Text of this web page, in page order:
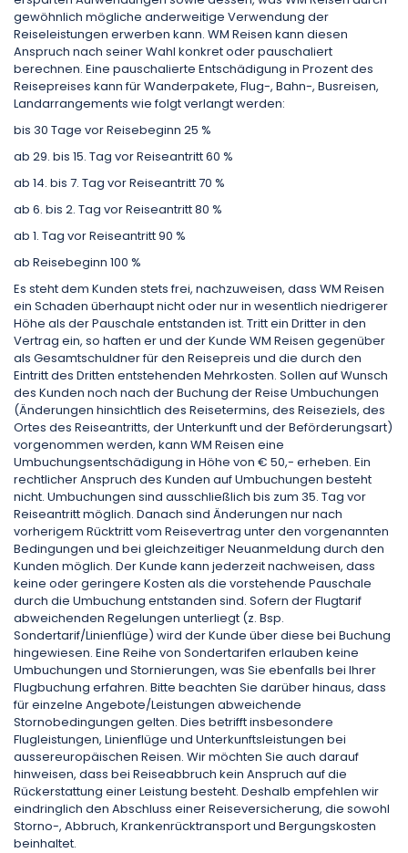
gewöhnlich mögliche anderweitige Verwendung der
Reiseleistungen erwerben kann. WM Reisen kann diesen
Anspruch nach seiner Wahl konkret oder pauschaliert
berechnen. Eine pauschalierte Entschädigung in Prozent des
Reisepreises kann für Wanderpakete, Flug-, Bahn-, Busreisen,
Landarrangements wie folgt verlangt werden:
bis 30 Tage vor Reisebeginn 25 %
ab 29. bis 15. Tag vor Reiseantritt 60 %
ab 14. bis 7. Tag vor Reiseantritt 70 %
ab 6. bis 2. Tag vor Reiseantritt 80 %
ab 1. Tag vor Reiseantritt 90 %
ab Reisebeginn 100 %
Es steht dem Kunden stets frei, nachzuweisen, dass WM Reisen
ein Schaden überhaupt nicht oder nur in wesentlich niedrigerer
Höhe als der Pauschale entstanden ist. Tritt ein Dritter in den
Vertrag ein, so haften er und der Kunde WM Reisen gegenüber
als Gesamtschuldner für den Reisepreis und die durch den
Eintritt des Dritten entstehenden Mehrkosten. Sollen auf Wunsch
des Kunden noch nach der Buchung der Reise Umbuchungen
(Änderungen hinsichtlich des Reisetermins, des Reiseziels, des
Ortes des Reiseantritts, der Unterkunft und der Beförderungsart)
vorgenommen werden, kann WM Reisen eine
Umbuchungsentschädigung in Höhe von € 50,- erheben. Ein
rechtlicher Anspruch des Kunden auf Umbuchungen besteht
nicht. Umbuchungen sind ausschließlich bis zum 35. Tag vor
Reiseantritt möglich. Danach sind Änderungen nur nach
vorherigem Rücktritt vom Reisevertrag unter den vorgenannten
Bedingungen und bei gleichzeitiger Neuanmeldung durch den
Kunden möglich. Der Kunde kann jederzeit nachweisen, dass
keine oder geringere Kosten als die vorstehende Pauschale
durch die Umbuchung entstanden sind. Sofern der Flugtarif
abweichenden Regelungen unterliegt (z. Bsp.
Sondertarif/Linienflüge) wird der Kunde über diese bei Buchung
hingewiesen. Eine Reihe von Sondertarifen erlauben keine
Umbuchungen und Stornierungen, was Sie ebenfalls bei Ihrer
Flugbuchung erfahren. Bitte beachten Sie darüber hinaus, dass
für einzelne Angebote/Leistungen abweichende
Stornobedingungen gelten. Dies betrifft insbesondere
Flugleistungen, Linienflüge und Unterkunftsleistungen bei
aussereuropäischen Reisen. Wir möchten Sie auch darauf
hinweisen, dass bei Reiseabbruch kein Anspruch auf die
Rückerstattung einer Leistung besteht. Deshalb empfehlen wir
eindringlich den Abschluss einer Reiseversicherung, die sowohl
Storno-, Abbruch, Krankenrücktransport und Bergungskosten
beinhaltet.